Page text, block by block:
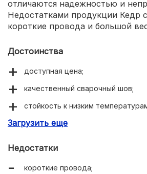
отличаются надежностью и
Недостатками продукции Кедр
короткие провода и большой
Достоинства
доступная цена;
качественный сварочный шов;
стойкость к низким
надежность.
Загрузить еще
Недостатки
короткие провода;